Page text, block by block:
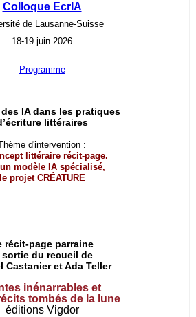
Colloque EcrIA
de Lausanne-Suisse
18-19 juin 2026
Programme
IA dans les pratiques
littéraires
d'intervention :
littéraire récit-page.
modèle IA spécialisé,
le projet CRÉATURE
récit-page parraine
sortie du recueil de
Castanier et Ada Teller
inénarrables et
tombés de la lune
éditions Vigdor